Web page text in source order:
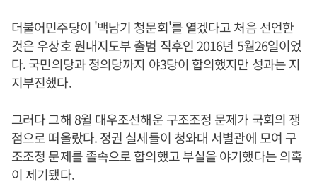
더불어민주당이 '백남기 청문회'를 열겠다고 처음 선언한
것은우상호원내지도부 출범 직후인 2016년 5월26일이었
다. 국민의당과 정의당까지 야3당이 합의했지만 성과는 지
지부진했다.
그러다 그해 8월 대우조선해운 구조조정 문제가 국회의 쟁
점으로 떠올랐다. 정권 실세들이 청와대 서별관에 모여 구
조조정 문제를 졸속으로 합의했고 부실을 야기했다는 의혹
이 제기됐다.